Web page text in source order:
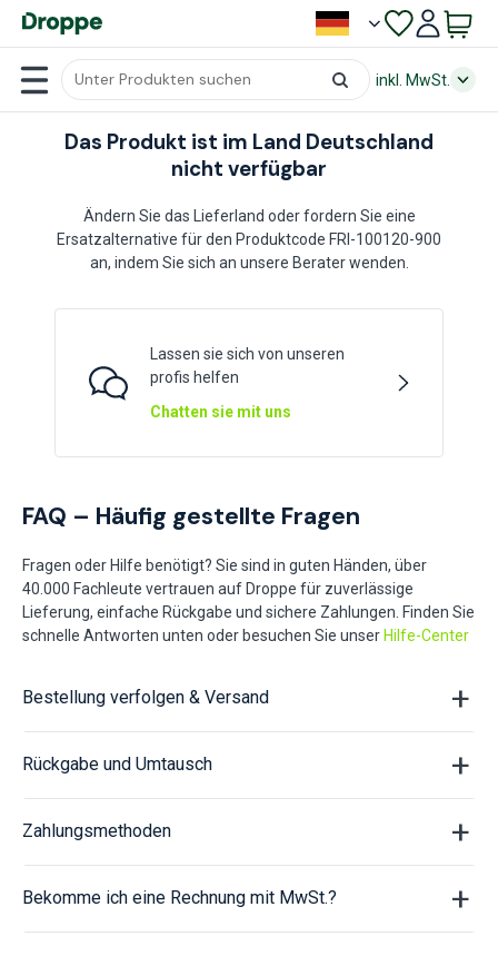
inkl. MwSt.
Das Produkt ist im Land Deutschland
nicht verfügbar
Ändern Sie das Lieferland oder fordern Sie eine
Ersatzalternative für den Produktcode FRI-100120-900
an, indem Sie sich an unsere Berater wenden.
Lassen sie sich von unseren
profis helfen
Chatten sie mit uns
FAQ – Häufig gestellte Fragen
Fragen oder Hilfe benötigt? Sie sind in guten Händen, über
40.000 Fachleute vertrauen auf Droppe für zuverlässige
Lieferung, einfache Rückgabe und sichere Zahlungen. Finden Sie
schnelle Antworten unten oder besuchen Sie unser Hilfe-Center
Bestellung verfolgen & Versand
Rückgabe und Umtausch
Zahlungsmethoden
Bekomme ich eine Rechnung mit MwSt.?